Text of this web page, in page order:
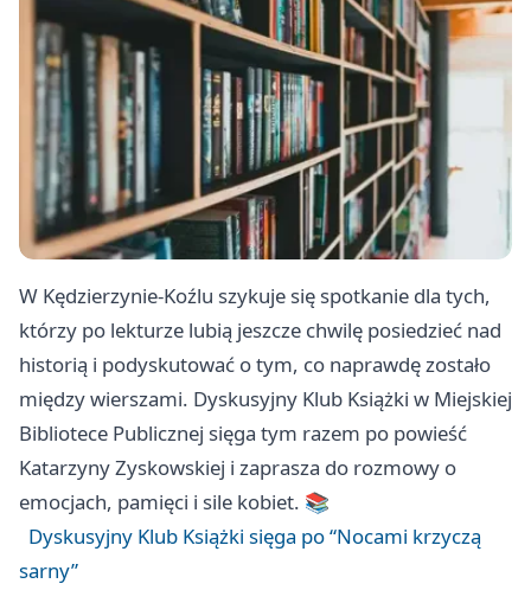
W Kędzierzynie-Koźlu szykuje się spotkanie dla tych,
którzy po lekturze lubią jeszcze chwilę posiedzieć nad
historią i podyskutować o tym, co naprawdę zostało
między wierszami. Dyskusyjny Klub Książki w Miejskiej
Bibliotece Publicznej sięga tym razem po powieść
Katarzyny Zyskowskiej i zaprasza do rozmowy o
emocjach, pamięci i sile kobiet. 📚
Dyskusyjny Klub Książki sięga po “Nocami krzyczą
sarny”